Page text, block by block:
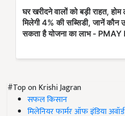
#Top on Krishi Jagran
सफल किसान
मिलेनियर फार्मर ऑफ इंडिया अवॉर्ड